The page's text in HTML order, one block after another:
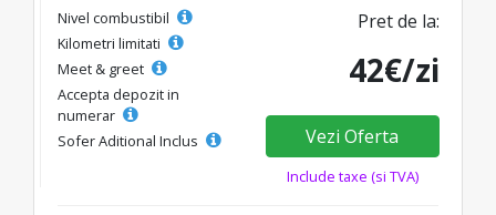
Nivel combustibil
Kilometri limitati
Meet & greet
Accepta depozit in
numerar
Sofer Aditional Inclus
Pret de la:
42€/zi
Vezi Oferta
Include taxe (si TVA)